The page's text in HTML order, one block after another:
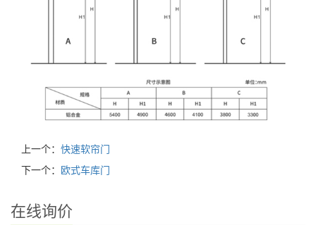
上一个： 快速软帘门
下一个：
欧式车库门
在线询价